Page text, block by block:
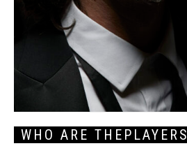
WHO ARE THEPLAYERS